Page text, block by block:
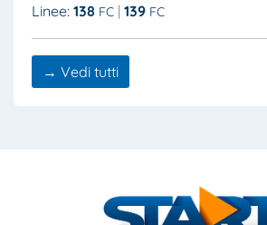
Linee: 138 FC 139 FC
→ Vedi tutti